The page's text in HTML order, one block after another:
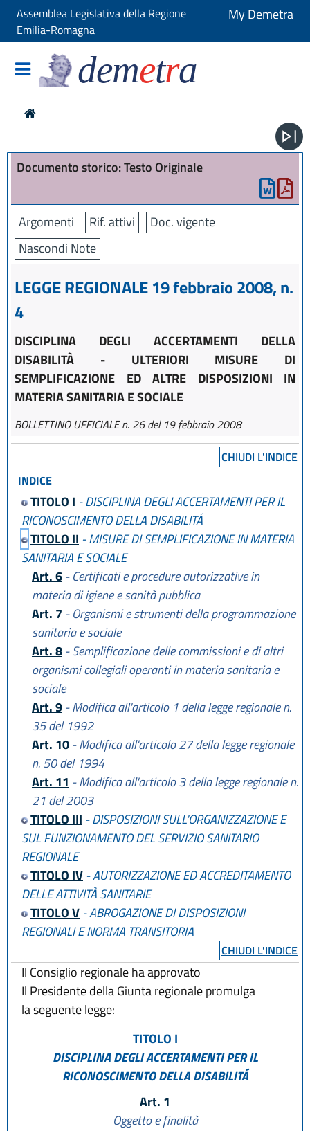
Assemblea Legislativa della Regione
Emilia-Romagna
My Demetra
demetra
Documento storico: Testo Originale
Argomenti Rif. attivi
Doc. vigente
Nascondi Note
LEGGE REGIONALE 19 febbraio 2008, n.
4
DISCIPLINA DEGLI ACCERTAMENTI DELLA
DISABILITÀ - ULTERIORI MISURE DI
SEMPLIFICAZIONE ED ALTRE DISPOSIZIONI IN
MATERIA SANITARIA E SOCIALE
BOLLETTINO UFFICIALE n. 26 del 19 febbraio 2008
CHIUDI L'INDICE
INDICE
TITOLO I - DISCIPLINA DEGLI ACCERTAMENTI PER IL
RICONOSCIMENTO DELLA DISABILITÁ
TITOLO II - MISURE DI SEMPLIFICAZIONE IN MATERIA
SANITARIA E SOCIALE
Art. 6 - Certificati e procedure autorizzative in
materia di igiene e sanità pubblica
Art. 7 - Organismi e strumenti della programmazione
sanitaria e sociale
Art. 8 - Semplificazione delle commissioni e di altri
organismi collegiali operanti in materia sanitaria e
sociale
Art. 9 - Modifica all'articolo 1 della legge regionale n.
35 del 1992
Art. 10 - Modifica all'articolo 27 della legge regionale
n. 50 del 1994
Art. 11 - Modifica all'articolo 3 della legge regionale n.
21 del 2003
TITOLO III - DISPOSIZIONI SULL'ORGANIZZAZIONE E
SUL FUNZIONAMENTO DEL SERVIZIO SANITARIO
REGIONALE
TITOLO IV- AUTORIZZAZIONE ED ACCREDITAMENTO
DELLE ATTIVITÀ SANITARIE
TITOLO V- ABROGAZIONE DI DISPOSIZIONI
REGIONALI E NORMA TRANSITORIA
CHIUDI L'INDICE
Il Consiglio regionale ha approvato
Il Presidente della Giunta regionale promulga
la seguente legge:
TITOLO I
DISCIPLINA DEGLI ACCERTAMENTI PER IL
RICONOSCIMENTO DELLA DISABILITÁ
Art. 1
Oggetto e finalità